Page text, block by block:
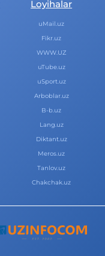
Loyihalar
uMail.uz
Fikr.uz
WWW.UZ
uTube.uz
uSport.uz
Arboblar.uz
B-b.uz
Lang.uz
Diktant.uz
Meros.uz
Tanlov.uz
Chakchak.uz